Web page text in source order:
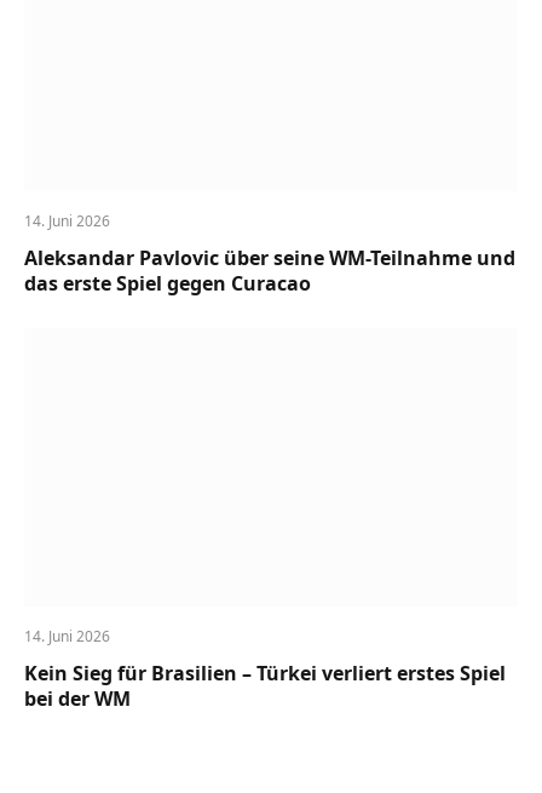
14. Juni 2026
Aleksandar Pavlovic über seine WM-Teilnahme und
das erste Spiel gegen Curacao
14. Juni 2026
Kein Sieg für Brasilien – Türkei verliert erstes Spiel
bei der WM